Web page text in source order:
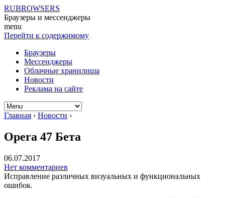
RUBROWSERS
Браузеры и мессенджеры
menu
Перейти к содержимому
Браузеры
Мессенджеры
Облачные хранилища
Новости
Реклама на сайте
Главная › Новости ›
Opera 47 Бета
06.07.2017
Нет комментариев
Исправление различных визуальных и функциональных
ошибок.